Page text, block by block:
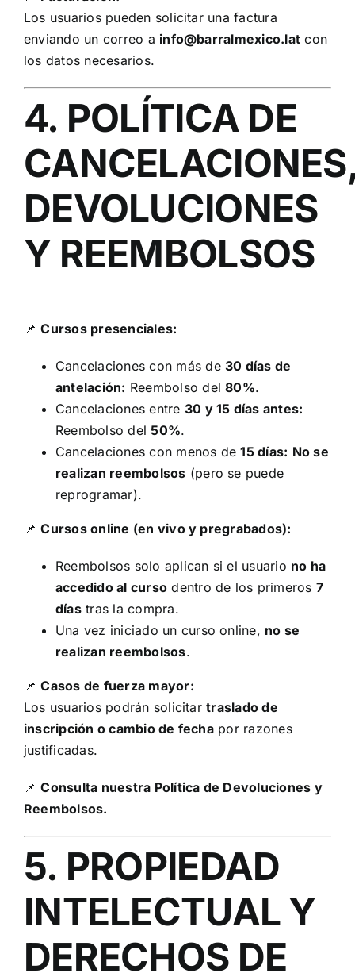
Los usuarios pueden solicitar una factura
enviando un correo a info@barralmexico.lat con
los datos necesarios.
4. POLÍTICA DE
DEVOLUCIONES
Y REEMBOLSOS
📌Cursos presenciales:
Cancelaciones con más de 30 días de
antelación: Reembolso del80%.
Cancelaciones entre 30 y 15 días antes:
Reembolso del50%.
Cancelaciones con menos de15 días: No se
realizan reembolsos (pero se puede
reprogramar).
📌Cursos online (en vivo y pregrabados):
Reembolsos solo aplican si el usuario no ha
accedido al curso dentro de los primeros 7
díastras la compra.
Una vez iniciado un curso online, no se
realizan reembolsos.
📌Casos de fuerza mayor:
Los usuarios podrán solicitartraslado de
inscripción o cambio de fechapor razones
justificadas.
📌Consulta nuestra Política de Devoluciones y
Reembolsos.
5. PROPIEDAD
INTELECTUAL Y
DERECHOS DE